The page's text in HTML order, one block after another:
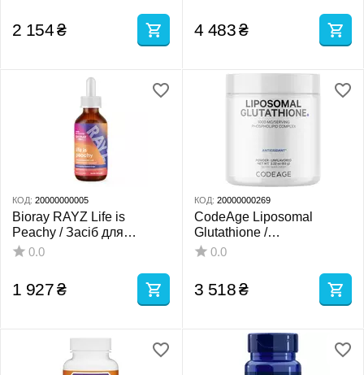
2 154₴ 4 483₴
КОД: 20000000005
Bioray RAYZ Life is
Peachy / Засіб для
очищення від
0.0
1 927₴
КОД: 20000000269
CodeAge Liposomal
Glutathione /
Ліпосомальний глутатіон
0.0
3 518₴